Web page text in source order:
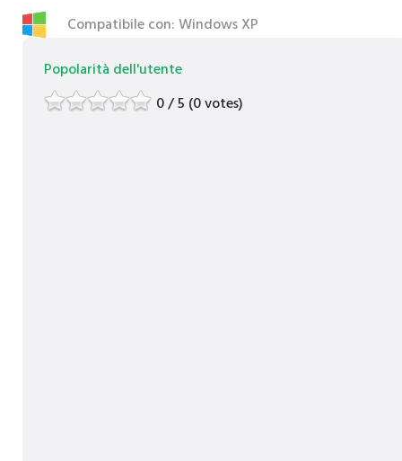
Compatibile con: Windows XP
Popolarità dell'utente
0 / 5 (0 votes)